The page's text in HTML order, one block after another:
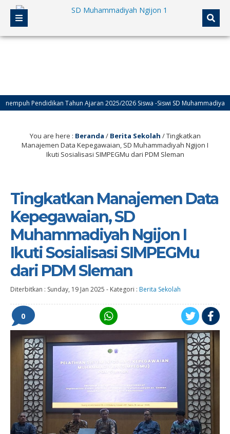
Pendidikan Tahun Ajaran 2025/2026 Siswa -Siswi SD Muhammadiyah
You are here : Beranda / Berita Sekolah /Tingkatkan
Manajemen Data Kepegawaian, SD Muhammadiyah Ngijon I
Ikuti Sosialisasi SIMPEGMu dari PDM Sleman
Tingkatkan Manajemen Data
Kepegawaian, SD
Muhammadiyah Ngijon I
Ikuti Sosialisasi SIMPEGMu
dari PDM Sleman
Diterbitkan : Sunday, 19 Jan 2025 - Kategori : Berita Sekolah
0